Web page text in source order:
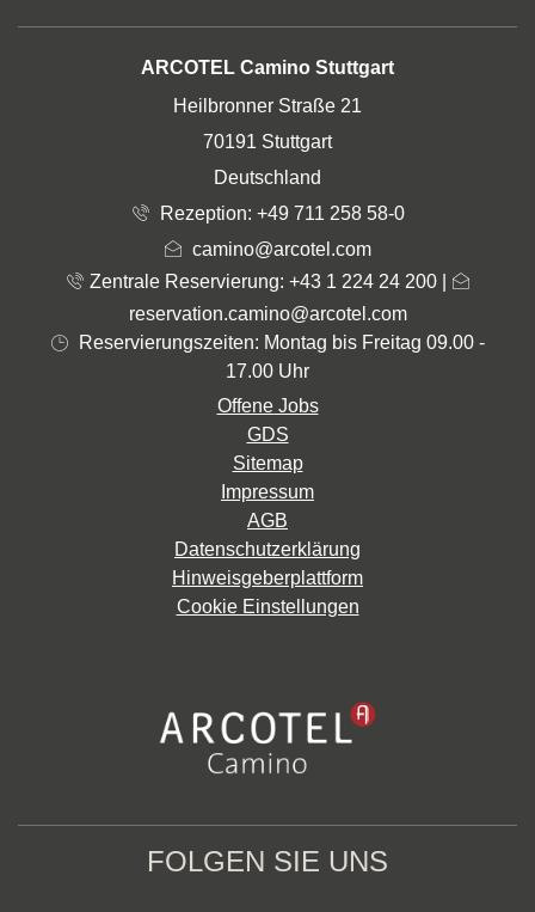
ADRESSEARCOTEL Camino Stuttgart
Heilbronner Straße 21
70191 Stuttgart
Deutschland
Rezeption: +49 711 258 58-0
camino@arcotel.com
Zentrale Reservierung: +43 1 224 24 200|
reservation.camino@arcotel.com
Reservierungszeiten: Montag bis Freitag 09.00 -
17.00 Uhr
Offene Jobs
GDS
Sitemap
Impressum
AGB
Datenschutzerklärung
Hinweisgeberplattform
Cookie Einstellungen
FOLGEN SIE UNS